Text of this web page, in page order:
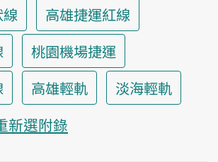
高雄捷運紅線
桃園機場捷運
高雄輕軌
淡海輕軌
新選附錄